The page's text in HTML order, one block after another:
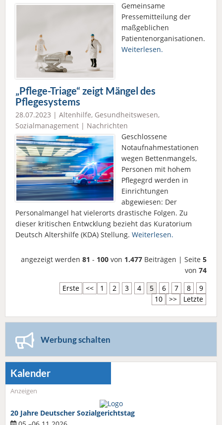
Gemeinsame
Pressemitteilung der
maßgeblichen
Patientenorganisationen.
Weiterlesen.
„Pflege-Triage“ zeigt Mängel des
Pflegesystems
28.07.2023 | Altenhilfe, Gesundheitswesen,
Sozialmanagement | Nachrichten
Geschlossene
Notaufnahmestationen
wegen Bettenmangels,
Personen mit hohem
Pflegegrd werden in
Einrichtungen
abgewiesen: Der
Personalmangel hat vielerorts drastische Folgen. Zu
dieser kritischen Entwcklung bezieht das Kuratorium
Deutsch Altershilfe (KDA) Stellung. Weiterlesen.
angezeigt werden 81 - 100 von 1.477 Beiträgen | Seite 5
von 74
Erste
<< 1 2 3 4 5 6 7 8
9
10
>> Letzte
Werbung schalten
Kalender
Anzeigen
20 Jahre Deutscher Sozialgerichtstag